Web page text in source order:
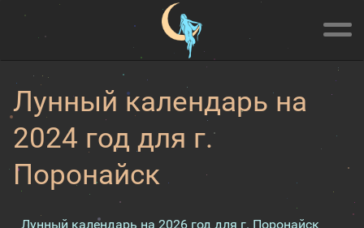
Лунный календарь на
2024 год для г.
Поронайск
Лунный календарь на 2026 год для г. Поронайск